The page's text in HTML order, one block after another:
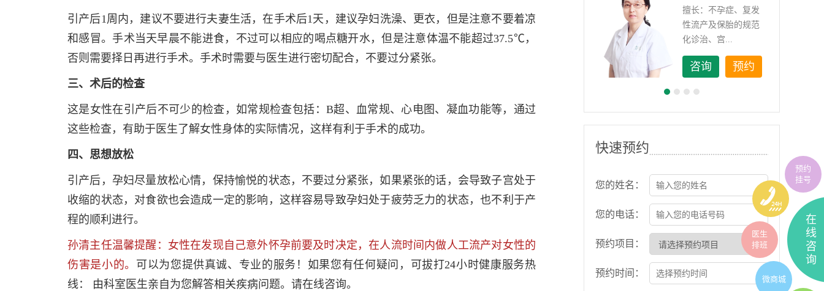
引产后1周内，建议不要进行夫妻生活，在手术后1天，建议孕妇洗澡、更衣，但是注意不要着凉
和感冒。手术当天早晨不能进食，不过可以相应的喝点糖开水，但是注意体温不能超过37.5℃，
否则需要择日再进行手术。手术时需要与医生进行密切配合，不要过分紧张。
三、术后的检查
这是女性在引产后不可少的检查，如常规检查包括：B超、血常规、心电图、凝血功能等，通过
这些检查，有助于医生了解女性身体的实际情况，这样有利于手术的成功。
四、思想放松
引产后，孕妇尽量放松心情，保持愉悦的状态，不要过分紧张，如果紧张的话，会导致子宫处于
收缩的状态，对食欲也会造成一定的影响，这样容易导致孕妇处于疲劳乏力的状态，也不利于产
程的顺利进行。
孙清主任温馨提醒：女性在发现自己意外怀孕前要及时决定，在人流时间内做人工流产对女性的
伤害是小的。
可以为您提供真诚、专业的服务！如果您有任何疑问，可拔打24小时健康服务热
线： 由科室医生亲自为您解答相关疾病问题。请在线咨询。
多发病的诊治，如顽
固性阴道炎...
任医师
擅长：不孕症、复发
性流产及保胎的规范
化诊治、宫...
咨询 预约
快速预约
您的姓名：
您的电话：
预约项目：
预约时间：
在
线
咨
询
预约
挂号
医生
排班
微商城